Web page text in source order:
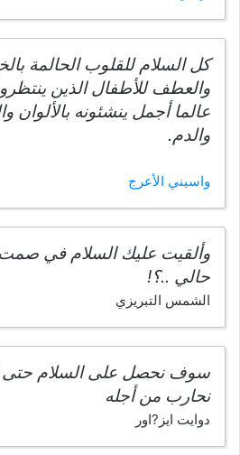
كل السلام للقلوب الحالمة
والعطف للأطفال الذين
عالما أجمل ينشئونه بالألوان
والدم.
واسيني الأعرج
وألقيت عليك السلام في
حالي ..؟!
الشمس التبريزي
سوف نحصل على السلام حتى
نحارب من أجله
دوايت ايز?اور